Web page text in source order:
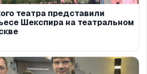
театра представили
Шекспира на театральном